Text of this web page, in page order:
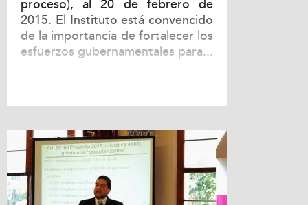
proceso), al 20 de febrero de
2015. El Instituto está convencido
de la importancia de fortalecer los
esfuerzos gubernamentales para...